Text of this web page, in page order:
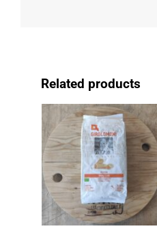
Related products